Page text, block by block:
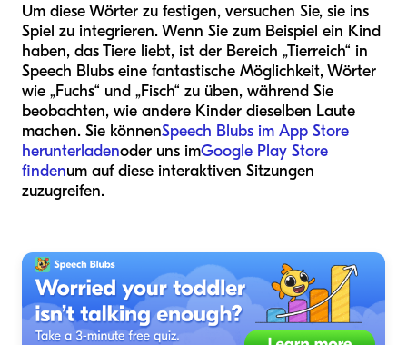
Um diese Wörter zu festigen, versuchen Sie, sie ins
Spiel zu integrieren. Wenn Sie zum Beispiel ein Kind
haben, das Tiere liebt, ist der Bereich „Tierreich“ in
Speech Blubs eine fantastische Möglichkeit, Wörter
wie „Fuchs“ und „Fisch“ zu üben, während Sie
beobachten, wie andere Kinder dieselben Laute
machen. Sie könnenSpeech Blubs im App Store
herunterladenoder uns imGoogle Play Store
findenum auf diese interaktiven Sitzungen
zuzugreifen.